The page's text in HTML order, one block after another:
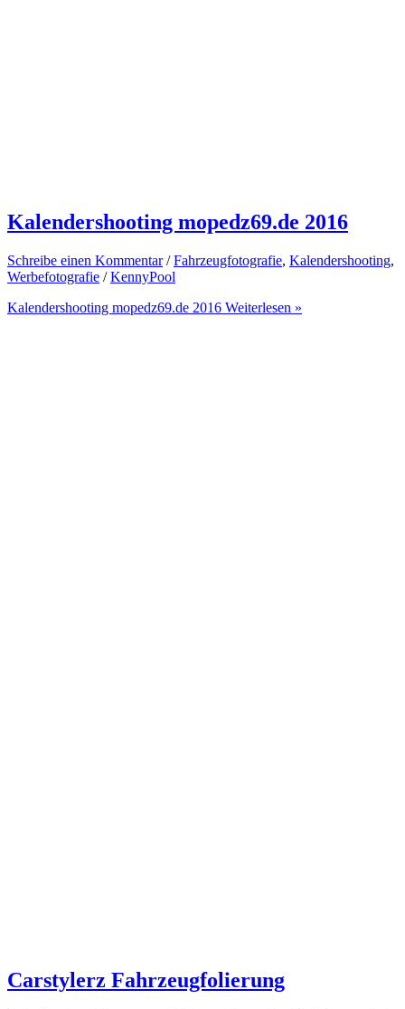
Kalendershooting mopedz69.de 2016
Schreibe einen Kommentar /Fahrzeugfotografie, Kalendershooting,
Werbefotografie /KennyPool
Kalendershooting mopedz69.de 2016 Weiterlesen »
Carstylerz Fahrzeugfolierung